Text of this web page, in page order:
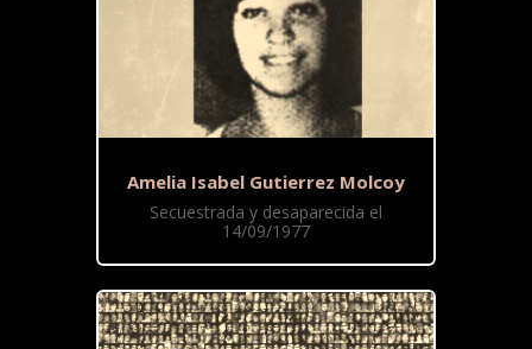
Amelia Isabel Gutierrez Molcoy
Secuestrada y desaparecida el
14/09/1977